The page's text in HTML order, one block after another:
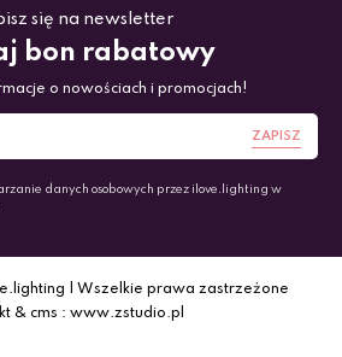
się na newsletter
bon rabatowy
o nowościach i promocjach!
ZAPISZ
danych osobowych przez ilove.lighting w
| Wszelkie prawa zastrzeżone
& cms : www.zstudio.pl